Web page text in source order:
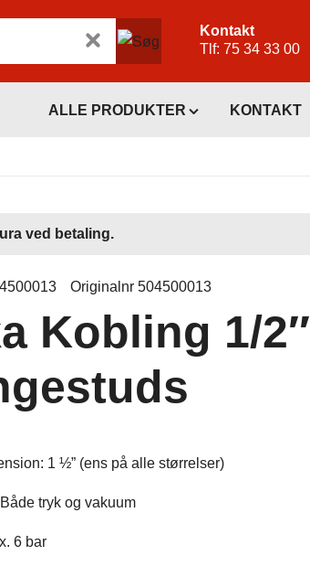
Kontakt
Tlf: 75 34 33 00
ALLE PRODUKTER KONTAKT
ved betaling.
Originalnr 504500013
Kobling 1/2″
1 ½” (ens på alle størrelser)
tryk og vakuum
6 bar